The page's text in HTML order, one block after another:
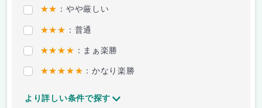
★★ ：やや厳しい
★★★ ：普通
★★★★ ：まぁ楽勝
★★★★★ ：かなり楽勝
より詳しい条件で探す